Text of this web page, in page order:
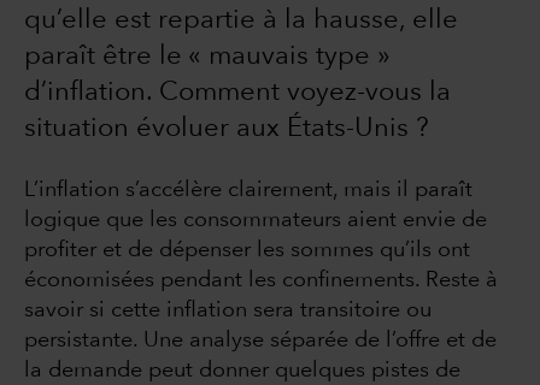
qu’elle est repartie à la hausse, elle
paraît être le « mauvais type »
d’inflation. Comment voyez-vous la
situation évoluer aux États-Unis ?
L’inflation s’accélère clairement, mais il paraît
logique que les consommateurs aient envie de
profiter et de dépenser les sommes qu’ils ont
économisées pendant les confinements. Reste à
savoir si cette inflation sera transitoire ou
persistante. Une analyse séparée de l’offre et de
la demande peut donner quelques pistes de